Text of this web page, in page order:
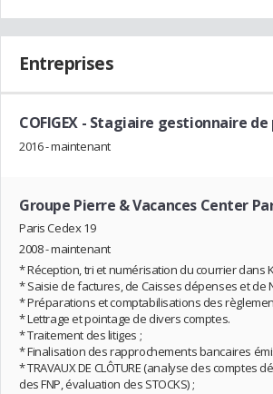
Entreprises
COFIGEX - Stagiaire gestionnaire de
2016 - maintenant
Groupe Pierre & Vacances Center
Paris Cedex 19
2008 - maintenant
* Réception, tri et numérisation du courrier dans
* Saisie de factures, de Caisses dépenses et de
* Préparations et comptabilisations des
* Lettrage et pointage de divers comptes.
* Traitement des litiges ;
* Finalisation des rapprochements bancaires
* TRAVAUX DE CLÔTURE (analyse des
des FNP, évaluation des STOCKS) ;